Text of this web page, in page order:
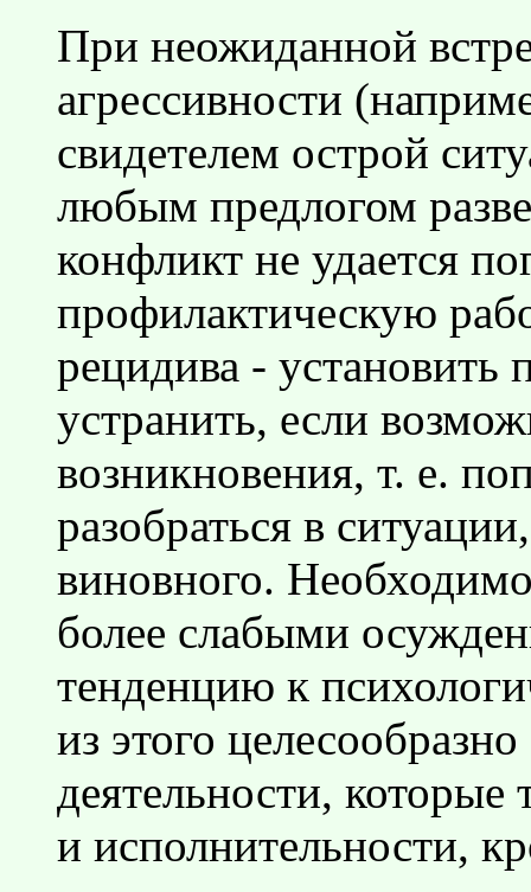
При неожиданной
агрессивности
свидетелем острой
любым предлогом
конфликт не удается
профилактическую
рецидива - установить
устранить, если
возникновения, т. е.
разобраться в
виновного.
более слабыми
тенденцию к
из этого
деятельности, которые
и исполнительности,